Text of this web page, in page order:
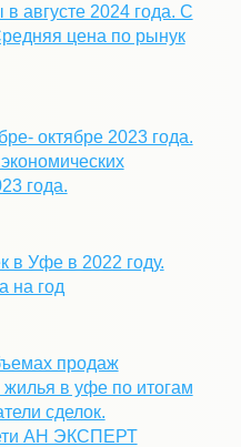
августе 2024 года. С
цена по рынук
октябре 2023 года.
года.
в Уфе в 2022 году.
на год
продаж
жилья в уфе по итогам
сделок.
АН ЭКСПЕРТ